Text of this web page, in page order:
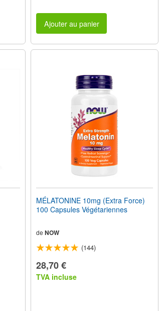
Ajouter au panier
MÉLATONINE 10mg (Extra Force)
100 Capsules Végétariennes
de NOW
(144)
28,70 €
TVA incluse